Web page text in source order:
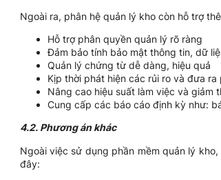
Ngoài ra, phân hệ quản lý kho còn hỗ trợ
Hỗ trợ phân quyền quản lý rõ ràng
Đảm bảo tính bảo mật thông tin, dữ
Quản lý chứng từ dễ dàng, hiệu quả
Kịp thời phát hiện các rủi ro và đưa
Nâng cao hiệu suất làm việc và giảm
Cung cấp các báo cáo định kỳ như:
4.2. Phương án khác
Ngoài việc sử dụng phần mềm quản lý
đây: